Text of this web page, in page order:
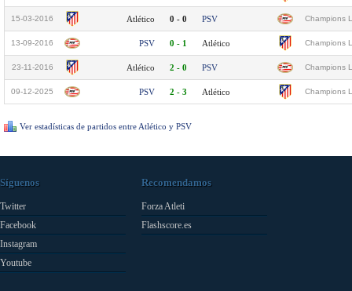
15-03-2016 Atlético 0 - 0 PSV Champions
13-09-2016 PSV 0 - 1 Atlético Champions
23-11-2016 Atlético 2 - 0 PSV Champions
09-12-2025 PSV 2 - 3 Atlético Champions
Ver estadísticas de partidos entre Atlético y PSV
Síguenos
Twitter
Facebook
Instagram
Youtube
Recomendamos
Forza Atleti
Flashscore.es